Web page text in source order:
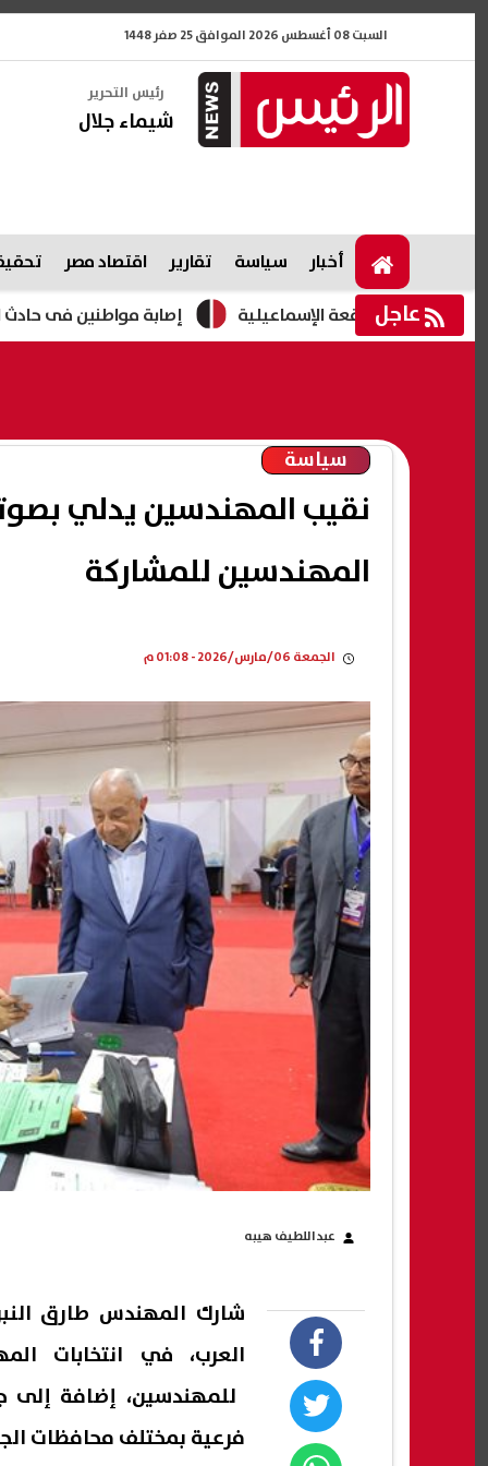
السبت 08 أغسطس 2026 الموافق 25 صفر 1448
رئيس التحرير
شيماء جلال
أخبار سياسة تقارير اقتصاد مصر
عاجل إصابة مواطنين فى حادث انقلاب واقعة الإسماعيلية
سياسة
نقيب المهندسين يدلي
المهندسين للمشاركة
الجمعة 06/مارس/2026 - 01:08 م
عبداللطيف هيبه
شارك المهندس طارق
العرب، في انتخابات
فرعية بمختلف محافظات